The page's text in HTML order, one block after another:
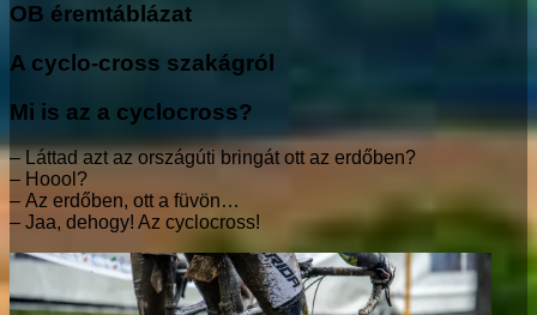
OB éremtáblázat
A cyclo-cross szakágról
Mi is az a cyclocross?
– Láttad azt az országúti bringát ott az erdőben?
– Hoool?
– Az erdőben, ott a füvön…
– Jaa, dehogy! Az cyclocross!